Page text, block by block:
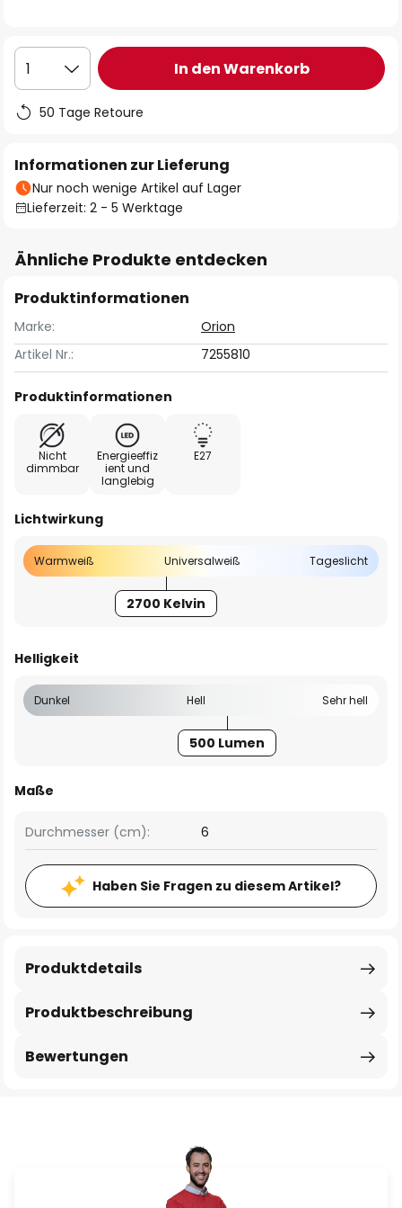
1 In den Warenkorb
50 Tage Retoure
Informationen zur Lieferung
Nur noch wenige Artikel auf Lager
Lieferzeit: 2 - 5 Werktage
Ähnliche Produkte entdecken
Produktinformationen
Marke:
Orion
Artikel Nr.:
7255810
Produktinformationen
Nicht
dimmbar
Energieeffiz
ient und
langlebig
E27
Lichtwirkung
Warmweiß Universalweiß Tageslicht
2700 Kelvin
Helligkeit
Dunkel Hell Sehr hell
500 Lumen
Maße
Durchmesser (cm): 6
Haben Sie Fragen zu diesem Artikel?
Produktbeschreibung
Produktdetails
Bewertungen